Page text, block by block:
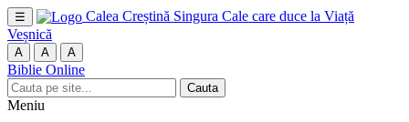
☰ Calea Creștină Singura Cale care duce la Viață
Veșnică
A A A
Biblie Online
Cauta
Meniu